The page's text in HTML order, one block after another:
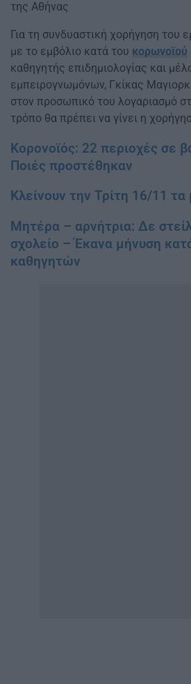
της Αθήνας
Για τη συνδυαστική χορήγηση του
με το εμβόλιο κατά του κορωνοϊού
καθηγητής επιδημιολογίας και
εμπειρογνωμόνων, Γκίκας
στον προσωπικό του λογαριασμό
τρόπο θα πρέπει να γίνει η
Κορονοϊός: 22 περιοχές σε
Ποιές προστέθηκαν
Κλείνουν την Τρίτη 16/11 τα
Μητέρα – αρνήτρια: Δε
σχολείο – Έκανα μήνυση
καθηγητών